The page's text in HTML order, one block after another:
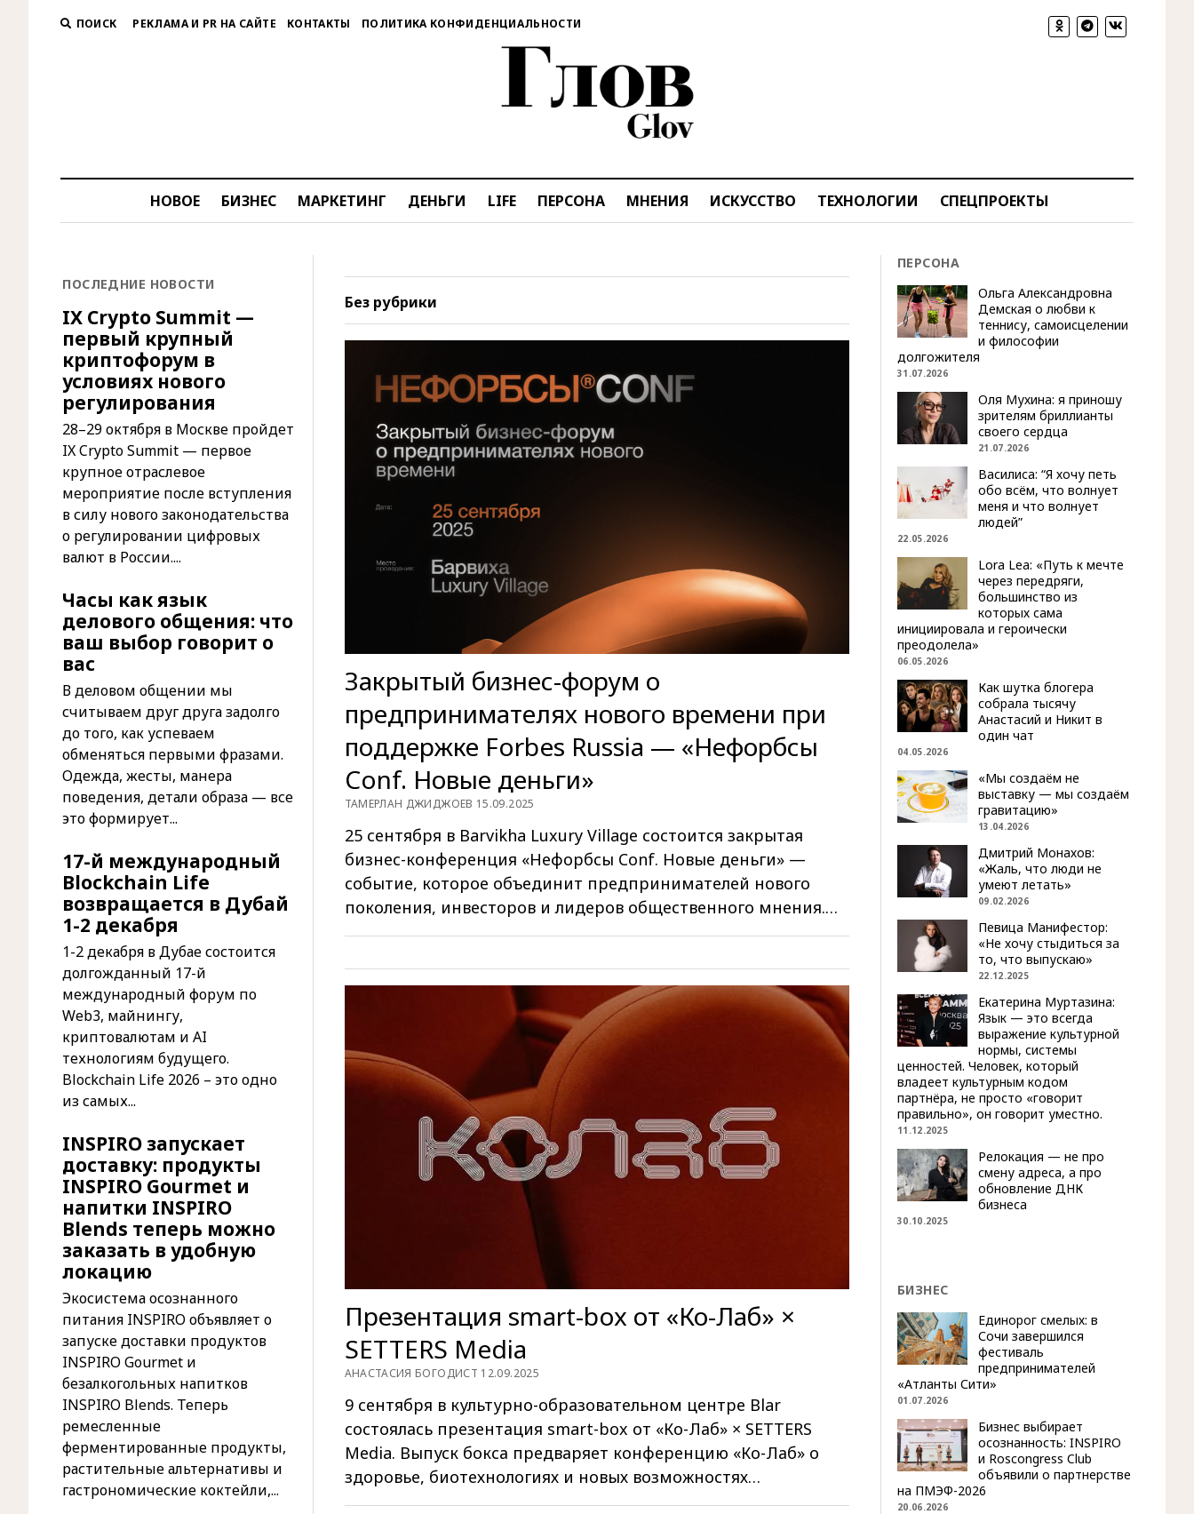
ПОИСК РЕКЛАМА И PR НА САЙТЕ КОНТАКТЫ ПОЛИТИКА КОНФИДЕНЦИАЛЬНОСТИ
НОВОЕ БИЗНЕС МАРКЕТИНГ ДЕНЬГИ LIFE ПЕРСОНА МНЕНИЯ ИСКУССТВО ТЕХНОЛОГИИ СПЕЦПРОЕКТЫ
ПОСЛЕДНИЕ НОВОСТИ
IX Crypto Summit —
первый крупный
криптофорум в
условиях нового
регулирования
28–29 октября в Москве пройдет
IX Crypto Summit — первое
крупное отраслевое
мероприятие после вступления
в силу нового законодательства
о регулировании цифровых
валют в России....
Часы как язык
делового общения: что
ваш выбор говорит о
вас
В деловом общении мы
считываем друг друга задолго
до того, как успеваем
обменяться первыми фразами.
Одежда, жесты, манера
поведения, детали образа — все
это формирует...
17-й международный
Blockchain Life
возвращается в Дубай
1-2 декабря
1-2 декабря в Дубае состоится
долгожданный 17-й
международный форум по
Web3, майнингу,
криптовалютам и AI
технологиям будущего.
Blockchain Life 2026 – это одно
из самых...
INSPIRO запускает
доставку: продукты
INSPIRO Gourmet и
напитки INSPIRO
Blends теперь можно
заказать в удобную
локацию
Экосистема осознанного
питания INSPIRO объявляет о
запуске доставки продуктов
INSPIRO Gourmet и
безалкогольных напитков
INSPIRO Blends. Теперь
ремесленные
ферментированные продукты,
растительные альтернативы и
гастрономические коктейли,...
Без рубрики
Закрытый бизнес-форум о
предпринимателях нового времени при
поддержке Forbes Russia — «Нефорбсы
Conf. Новые деньги»
ТАМЕРЛАН ДЖИДЖОЕВ 15.09.2025
25 сентября в Barvikha Luxury Village состоится закрытая
бизнес-конференция «Нефорбсы Conf. Новые деньги» —
событие, которое объединит предпринимателей нового
поколения, инвесторов и лидеров общественного мнения.…
Презентация smart-box от «Ко-Лаб» ×
SETTERS Media
АНАСТАСИЯ БОГОДИСТ 12.09.2025
9 сентября в культурно-образовательном центре Blar
состоялась презентация smart-box от «Ко-Лаб» × SETTERS
Media. Выпуск бокса предваряет конференцию «Ко-Лаб» о
здоровье, биотехнологиях и новых возможностях…
ПЕРСОНА
Ольга Александровна
Демская о любви к
теннису, самоисцелении
и философии
долгожителя
31.07.2026
Оля Мухина: я приношу
зрителям бриллианты
своего сердца
21.07.2026
Василиса: “Я хочу петь
обо всём, что волнует
меня и что волнует
людей”
22.05.2026
Lora Lea: «Путь к мечте
через передряги,
большинство из
которых сама
инициировала и героически
преодолела»
06.05.2026
Как шутка блогера
собрала тысячу
Анастасий и Никит в
один чат
04.05.2026
«Мы создаём не
выставку — мы создаём
гравитацию»
13.04.2026
Дмитрий Монахов:
«Жаль, что люди не
умеют летать»
09.02.2026
Певица Манифестор:
«Не хочу стыдиться за
то, что выпускаю»
22.12.2025
Екатерина Муртазина:
Язык — это всегда
выражение культурной
нормы, системы
ценностей. Человек, который
владеет культурным кодом
партнёра, не просто «говорит
правильно», он говорит уместно.
11.12.2025
Релокация — не про
смену адреса, а про
обновление ДНК
бизнеса
30.10.2025
БИЗНЕС
Единорог смелых: в
Сочи завершился
фестиваль
предпринимателей
«Атланты Сити»
01.07.2026
Бизнес выбирает
осознанность: INSPIRO
и Roscongress Club
объявили о партнерстве
на ПМЭФ-2026
20.06.2026